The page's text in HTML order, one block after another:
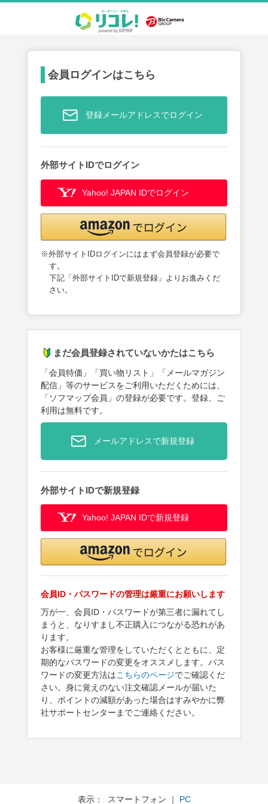
会員ログインはこちら
登録メールアドレスでログイン
外部サイトIDでログイン
Yahoo! JAPAN IDでログイン
※外部サイトIDログインにはまず会員登録が必要で
す。
下記「外部サイトIDで新規登録」よりお進みくだ
さい。
まだ会員登録されていないかたはこちら
「会員特価」「買い物リスト」「メールマガジン
配信」等のサービスをご利用いただくためには、
「ソフマップ会員」の登録が必要です。登録、ご
利用は無料です。
メールアドレスで新規登録
外部サイトIDで新規登録
Yahoo! JAPAN IDで新規登録
会員ID・パスワードの管理は厳重にお願いします
万が一、会員ID・パスワードが第三者に漏れてし
まうと、なりすまし不正購入につながる恐れがあ
ります。
お客様に厳重な管理をしていただくとともに、定
期的なパスワードの変更をオススメします。パス
ワードの変更方法はこちらのページでご確認くだ
さい。身に覚えのない注文確認メールが届いた
り、ポイントの減額があった場合はすみやかに弊
社サポートセンターまでご連絡ください。
表示： スマートフォン ｜ PC